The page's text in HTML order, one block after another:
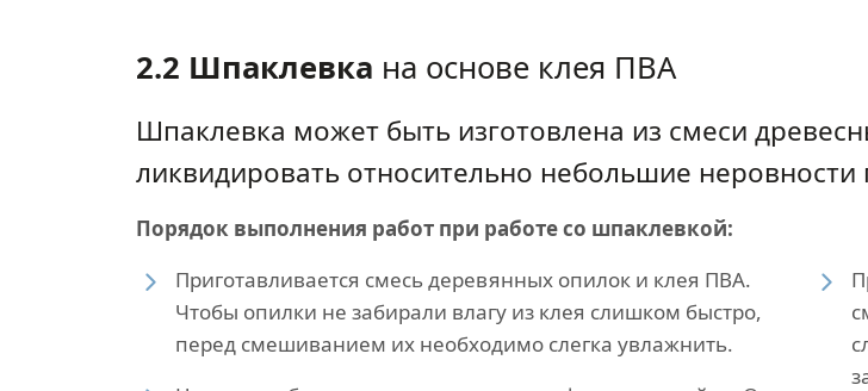
2.2 Шпаклевка на основе клея ПВА
Шпаклевка может быть изготовлена из смеси
ликвидировать относительно небольшие
Порядок выполнения работ при работе со шпаклевкой:
Приготавливается смесь деревянных опилок и клея ПВА.
Чтобы опилки не забирали влагу из клея слишком быстро,
перед смешиванием их необходимо слегка увлажнить.